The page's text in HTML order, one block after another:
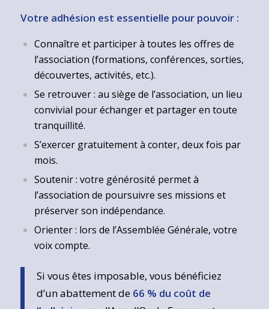
Votre adhésion est essentielle pour pouvoir :
Connaître et participer à toutes les offres de
l’association (formations, conférences, sorties,
découvertes, activités, etc.).
Se retrouver : au siège de l’association, un lieu
convivial pour échanger et partager en toute
tranquillité.
S’exercer gratuitement à conter, deux fois par
mois.
Soutenir : votre générosité permet à
l’association de poursuivre ses missions et
préserver son indépendance.
Orienter : lors de l’Assemblée Générale, votre
voix compte.
Si vous êtes imposable, vous bénéficiez
d’un abattement de 66 % du coût de